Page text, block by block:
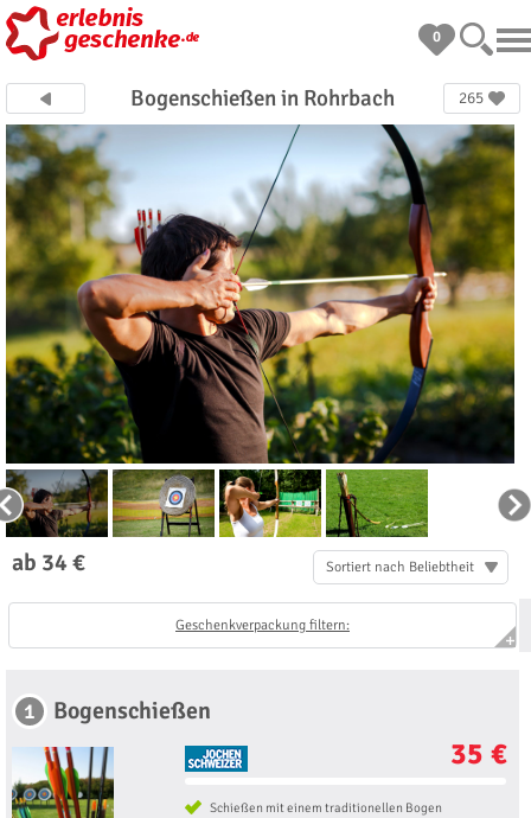
0
Bogenschießen in Rohrbach 265
ab 34 € Sortiert nach Beliebtheit
Geschenkverpackung filtern:
1 Bogenschießen
35 €
Schießen mit einem traditionellen Bogen